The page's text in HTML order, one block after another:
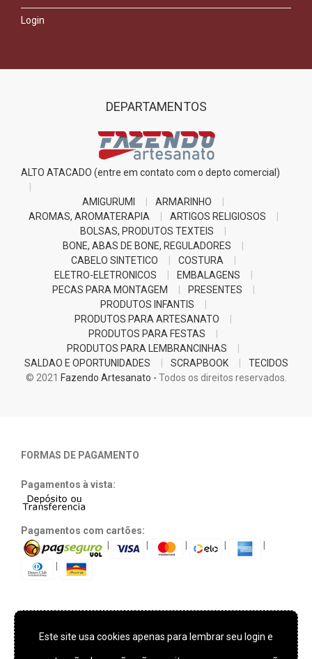
Login
DEPARTAMENTOS
ALTO ATACADO (entre em contato com o depto comercial)
AMIGURUMI
ARMARINHO
AROMAS, AROMATERAPIA
ARTIGOS RELIGIOSOS
BOLSAS, PRODUTOS TEXTEIS
BONE, ABAS DE BONE, REGULADORES
CABELO SINTETICO
COSTURA
ELETRO-ELETRONICOS
EMBALAGENS
PECAS PARA MONTAGEM
PRESENTES
PRODUTOS INFANTIS
PRODUTOS PARA ARTESANATO
PRODUTOS PARA FESTAS
PRODUTOS PARA LEMBRANCINHAS
SALDAO E OPORTUNIDADES
SCRAPBOOK
TECIDOS
© 2021 Fazendo Artesanato - Todos os direitos reservados.
FORMAS DE PAGAMENTO
Pagamentos à vista:
Pagamentos com cartões:
TECNOLOGIA E SEGURANÇA
Este site usa cookies apenas para lembrar seu login e